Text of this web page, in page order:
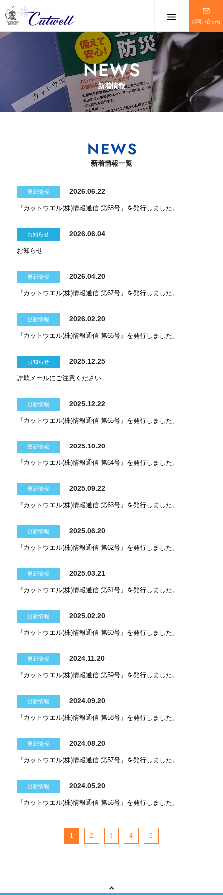
お問い合わせ
新着情報
新着情報一覧
更新情報 2026.06.22
『カットウエル(株)情報通信 第68号』を発行しました。
お知らせ 2026.06.04
お知らせ
更新情報 2026.04.20
『カットウエル(株)情報通信 第67号』を発行しました。
更新情報 2026.02.20
『カットウエル(株)情報通信 第66号』を発行しました。
お知らせ 2025.12.25
詐欺メールにご注意ください
更新情報 2025.12.22
『カットウエル(株)情報通信 第65号』を発行しました。
更新情報 2025.10.20
『カットウエル(株)情報通信 第64号』を発行しました。
更新情報 2025.09.22
『カットウエル(株)情報通信 第63号』を発行しました。
更新情報 2025.06.20
『カットウエル(株)情報通信 第62号』を発行しました。
更新情報 2025.03.21
『カットウエル(株)情報通信 第61号』を発行しました。
更新情報 2025.02.20
『カットウエル(株)情報通信 第60号』を発行しました。
更新情報 2024.11.20
『カットウエル(株)情報通信 第59号』を発行しました。
更新情報 2024.09.20
『カットウエル(株)情報通信 第58号』を発行しました。
更新情報 2024.08.20
『カットウエル(株)情報通信 第57号』を発行しました。
更新情報 2024.05.20
『カットウエル(株)情報通信 第56号』を発行しました。
1 2 3 4 5